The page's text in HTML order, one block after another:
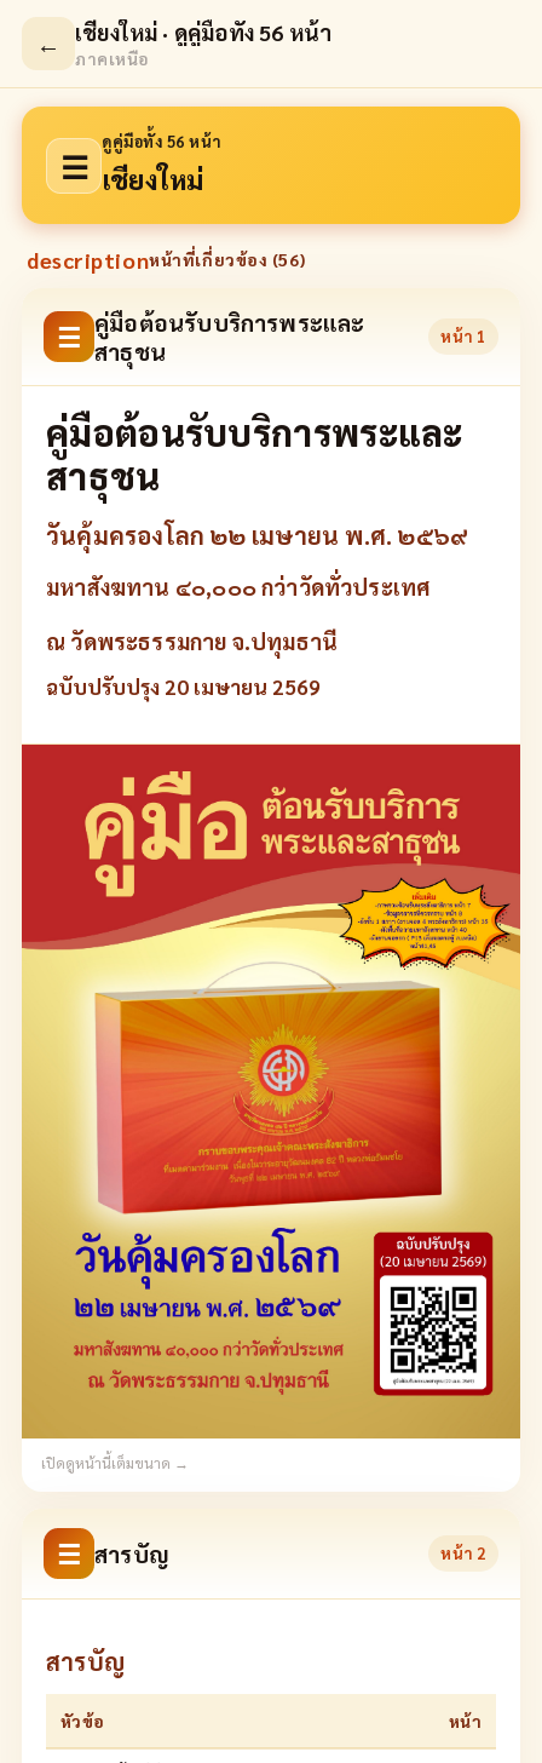
← เชียงใหม่ · ดูคู่มือทั้ง 56 หน้า
ภาคเหนือ
☰
ดูคู่มือทั้ง 56 หน้า
เชียงใหม่
descriptionหน้าที่เกี่ยวข้อง (56)
☰ คู่มือต้อนรับบริการพระและ
สาธุชน
หน้า 1
คู่มือต้อนรับบริการพระและ
สาธุชน
วันคุ้มครองโลก ๒๒ เมษายน พ.ศ. ๒๕๖๙
มหาสังฆทาน ๔๐,๐๐๐ กว่าวัดทั่วประเทศ
ณ วัดพระธรรมกาย จ.ปทุมธานี
ฉบับปรับปรุง 20 เมษายน 2569
เปิดดูหน้านี้เต็มขนาด →
☰ สารบัญ หน้า 2
สารบัญ
หัวข้อ หน้า